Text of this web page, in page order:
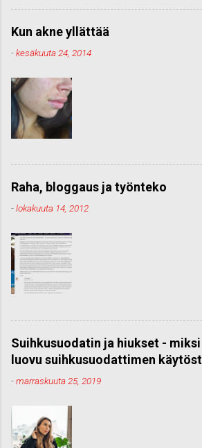
Kun akne yllättää
-kesäkuuta 24, 2014
Raha, bloggaus ja työnteko
-lokakuuta 14, 2012
Suihkusuodatin ja hiukset - miksi
luovu suihkusuodattimen
-marraskuuta 25, 2019